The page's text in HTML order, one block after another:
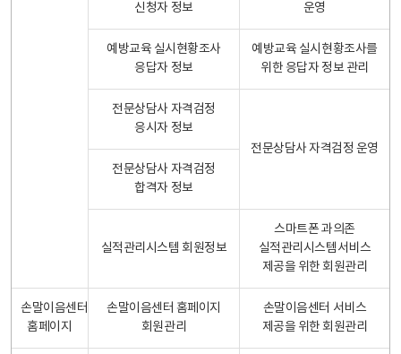
신청자 정보
운영
예방교육 실시현황조사
응답자 정보
예방교육 실시현황조사를
위한 응답자 정보 관리
전문상담사 자격검정
응시자 정보
전문상담사 자격검정 운영
전문상담사 자격검정
합격자 정보
실적관리시스템 회원정보
스마트폰 과의존
실적관리시스템서비스
제공을 위한 회원관리
손말이음센터
홈페이지
손말이음센터 홈페이지
회원관리
손말이음센터 서비스
제공을 위한 회원관리